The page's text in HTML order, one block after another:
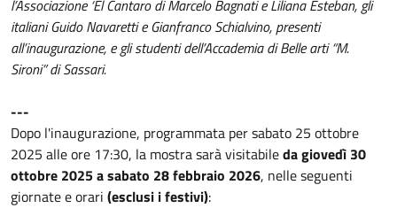
l’Associazione ‘El Cantaro di Marcelo Bagnati e Liliana Esteban, gli
italiani Guido Navaretti e Gianfranco Schialvino, presenti
all’inaugurazione, e gli studenti dell’Accademia di Belle arti “M.
Sironi” di Sassari.
---
Dopo l'inaugurazione, programmata per sabato 25 ottobre
2025 alle ore 17:30, la mostra sarà visitabileda giovedì 30
ottobre 2025 a sabato 28 febbraio 2026, nelle seguenti
giornate e orari (esclusi i festivi):